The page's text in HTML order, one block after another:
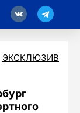
ЭКСКЛЮЗИВ